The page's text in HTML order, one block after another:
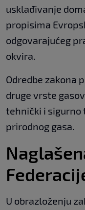
usklađivanje
propisima
odgovarajućeg
okvira.
Odredbe zakona
druge vrste
tehnički i
prirodnog gasa.
U obrazloženju